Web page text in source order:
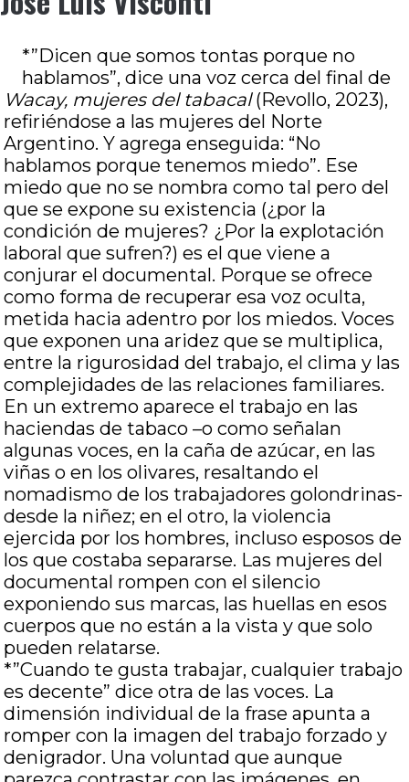
*”Dicen que somos tontas porque no
hablamos”, dice una voz cerca del final de
Wacay, mujeres del tabacal(Revollo, 2023),
refiriéndose a las mujeres del Norte
Argentino. Y agrega enseguida: “No
hablamos porque tenemos miedo”. Ese
miedo que no se nombra como tal pero del
que se expone su existencia (¿por la
condición de mujeres? ¿Por la explotación
laboral que sufren?) es el que viene a
conjurar el documental. Porque se ofrece
como forma de recuperar esa voz oculta,
metida hacia adentro por los miedos. Voces
que exponen una aridez que se multiplica,
entre la rigurosidad del trabajo, el clima y las
complejidades de las relaciones familiares.
En un extremo aparece el trabajo en las
haciendas de tabaco –o como señalan
algunas voces, en la caña de azúcar, en las
viñas o en los olivares, resaltando el
nomadismo de los trabajadores golondrinas-
desde la niñez; en el otro, la violencia
ejercida por los hombres, incluso esposos de
los que costaba separarse. Las mujeres del
documental rompen con el silencio
exponiendo sus marcas, las huellas en esos
cuerpos que no están a la vista y que solo
pueden relatarse.
*”Cuando te gusta trabajar, cualquier trabajo
es decente” dice otra de las voces. La
dimensión individual de la frase apunta a
romper con la imagen del trabajo forzado y
denigrador. Una voluntad que aunque